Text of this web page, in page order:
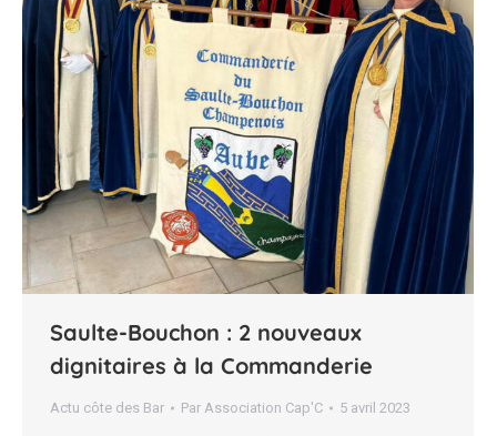
Saulte-Bouchon : 2 nouveaux
dignitaires à la Commanderie
Actu côte des Bar Par Association Cap'C 5 avril 2023